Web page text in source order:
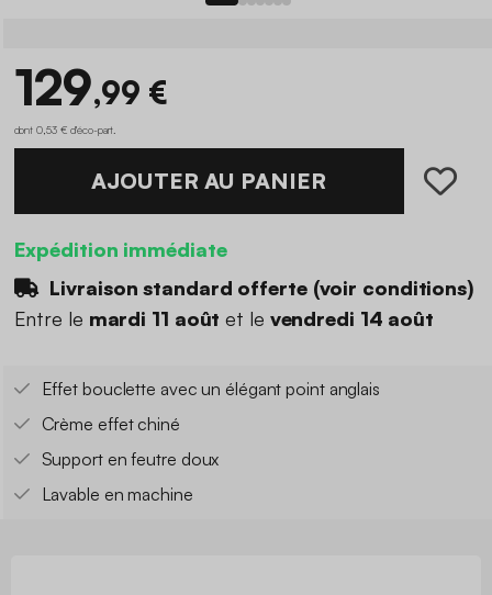
129,99 €
dont 0,53 € d'éco-part
AJOUTER AU PANIER
Expédition immédiate
Livraison standard offerte (voir conditions)
Entre le mardi 11 août et le vendredi 14 août
Effet bouclette avec un élégant point anglais
Crème effet chiné
Support en feutre doux
Lavable en machine